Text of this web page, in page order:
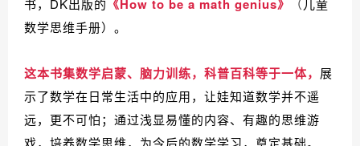
书，DK出版的 《How to be a math genius》 （儿童
数学思维手册）。
这本书集数学启蒙、脑力训练，科普百科等于一体， 展
示了数学在日常生活中的应用，让娃知道数学并不遥
远，更不可怕；通过浅显易懂的内容、有趣的思维游
戏，培养数学思维，为今后的数学学习，奠定基础。